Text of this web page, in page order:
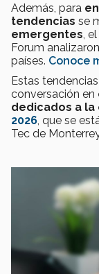
Además, para
tendencias se
emergentes ,
Forum
países. Conoce
Estas
conversación en
dedicados a la
2026 , que se
Tec de